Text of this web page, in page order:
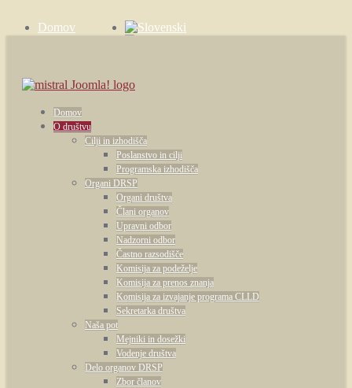
Domov
Domov
O društvu
Cilji in izhodišča
Poslanstvo in cilji
Programska izhodišča
Organi DRSP
Organi društva
Člani organov
Upravni odbor
Nadzorni odbor
Častno razsodišče
Komisija za podeželje
Komisija za prenos znanja
Komisija za izvajanje programa CLLD
Sekretarka društva
Naša pot
Mejniki in dosežki
Vodenje društva
Delo organov DRSP
Zbor članov